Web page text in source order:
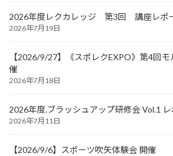
2026年度レクカレッジ 第3回 講座レポ
2026年7月19日
【2026/9/27】《スポレクEXPO》第4回
催
2026年7月18日
2026年度.ブラッシュアップ研修会 Vol.1 レ
2026年7月11日
【2026/9/6】スポーツ吹矢体験会 開催